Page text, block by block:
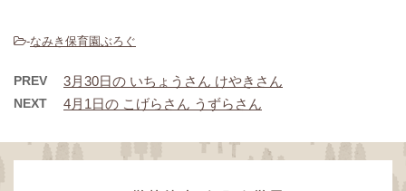
-なみき保育園ぶろぐ
PREV 3月30日の いちょうさん けやきさん
NEXT 4月1日の こげらさん うずらさん